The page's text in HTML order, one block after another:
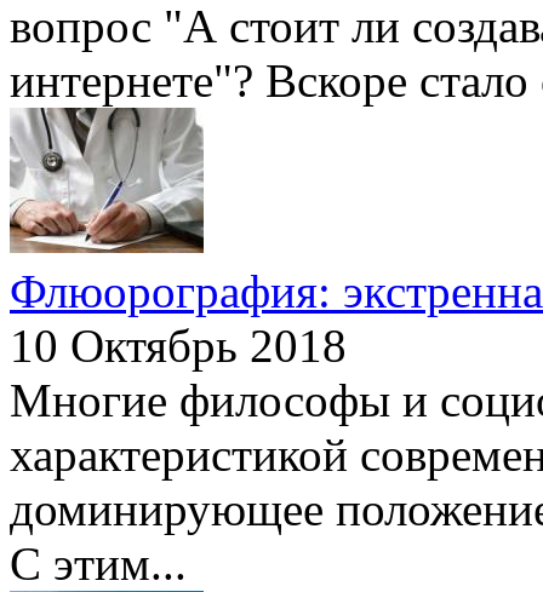
вопрос "А стоит ли
интернете"? Вскоре
Флюорография:
10 Октябрь 2018
Многие философы и
характеристикой
доминирующее
С этим...